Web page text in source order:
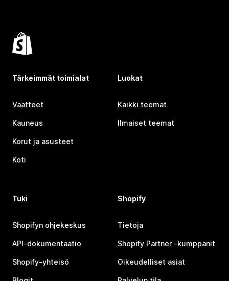
Tärkeimmät toimialat
Vaatteet
Kauneus
Korut ja asusteet
Koti
Luokat
Kaikki teemat
Ilmaiset teemat
Tuki
Shopifyn ohjekeskus
API-dokumentaatio
Shopify-yhteisö
Shopify
Tietoja
Shopify Partner ‑kumppanit
Oikeudelliset asiat